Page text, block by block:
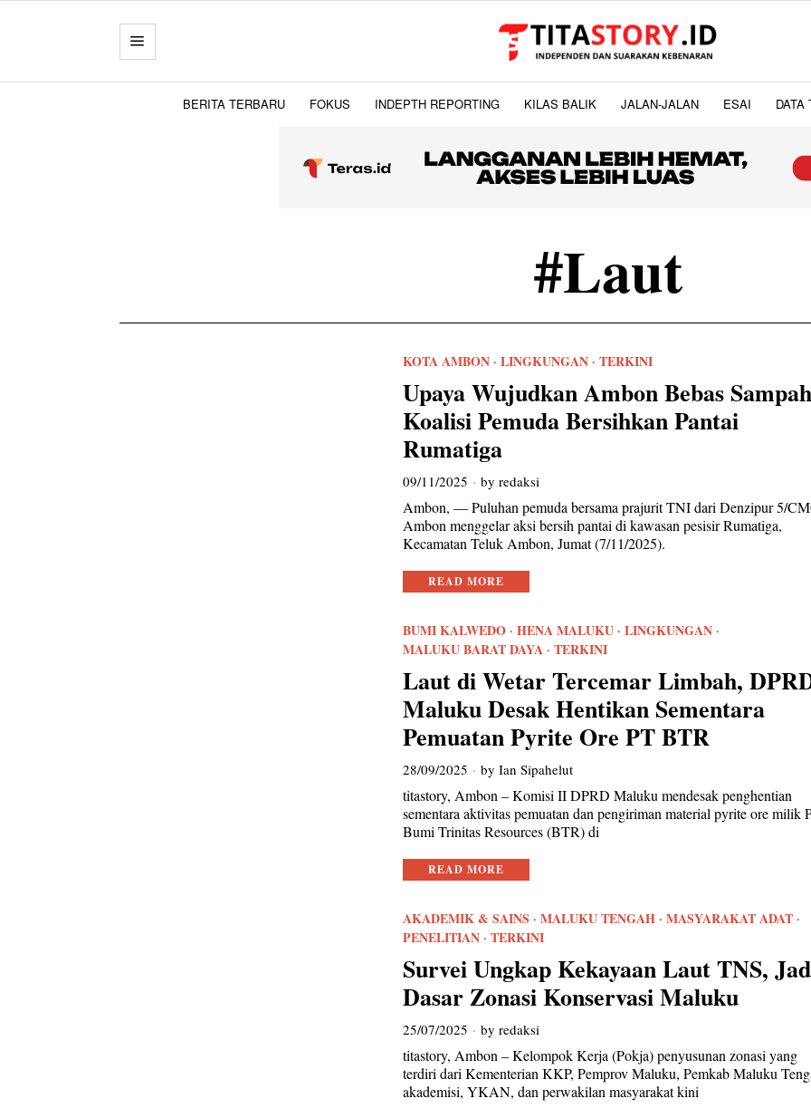
BERITA TERBARU FOKUS INDEPTH REPORTING KILAS BALIK JALAN-JALAN ESAI DATA
#Laut
KOTA AMBON· LINGKUNGAN· TERKINI
Upaya Wujudkan Ambon Bebas
Koalisi Pemuda Bersihkan Pantai
Rumatiga
09/11/2025 byredaksi
Ambon, — Puluhan pemuda bersama prajurit TNI dari Denzipur 5/
Ambon menggelar aksi bersih pantai di kawasan pesisir Rumatiga,
Kecamatan Teluk Ambon, Jumat (7/11/2025).
READ MORE
BUMI KALWEDO· HENA MALUKU· LINGKUNGAN·
MALUKU BARAT DAYA· TERKINI
Laut di Wetar Tercemar Limbah,
Maluku Desak Hentikan Sementara
Pemuatan Pyrite Ore PT BTR
28/09/2025 byIan Sipahelut
titastory, Ambon – Komisi II DPRD Maluku mendesak penghentian
sementara aktivitas pemuatan dan pengiriman material pyrite ore milik
Bumi Trinitas Resources (BTR) di
READ MORE
AKADEMIK & SAINS · MALUKU TENGAH· MASYARAKAT ADAT·
PENELITIAN· TERKINI
Survei Ungkap Kekayaan Laut TNS,
Dasar Zonasi Konservasi Maluku
25/07/2025 byredaksi
titastory, Ambon – Kelompok Kerja (Pokja) penyusunan zonasi yang
terdiri dari Kementerian KKP, Pemprov Maluku, Pemkab Maluku
akademisi, YKAN, dan perwakilan masyarakat kini